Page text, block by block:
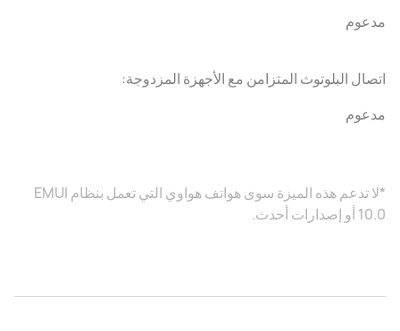
مدعوم
اتصال البلوتوث المتزامن مع الأجهزة المزدوجة:
مدعوم
*لا تدعم هذه الميزة سوى هواتف هواوي التي تعمل بنظام EMUI
10.0 أو إصدارات أحدث.